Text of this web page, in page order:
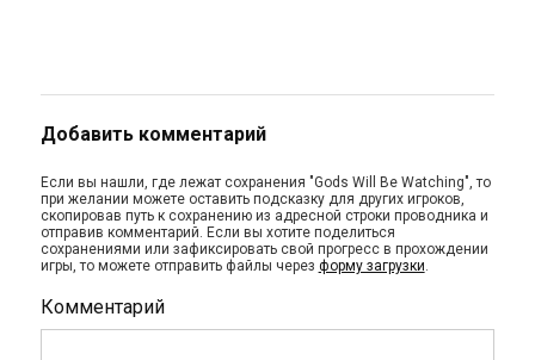
Добавить комментарий
Если вы нашли, где лежат сохранения "Gods Will Be Watching", то
при желании можете оставить подсказку для других игроков,
скопировав путь к сохранению из адресной строки проводника и
отправив комментарий. Если вы хотите поделиться
сохранениями или зафиксировать свой прогресс в прохождении
игры, то можете отправить файлы через форму загрузки.
Комментарий